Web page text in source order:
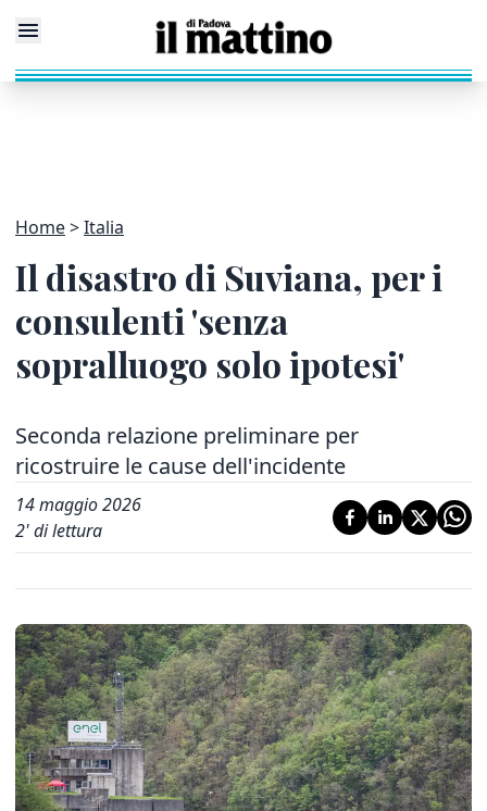
Home Italia
Il disastro di Suviana, per i
consulenti 'senza
sopralluogo solo ipotesi'
Seconda relazione preliminare per
ricostruire le cause dell'incidente
14 maggio 2026
2' di lettura